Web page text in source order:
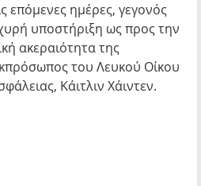
επόμενες ημέρες, γεγονός
υποστήριξη ως προς την
ακεραιότητα της
του Λευκού Οίκου
Κάιτλιν Χάιντεν.